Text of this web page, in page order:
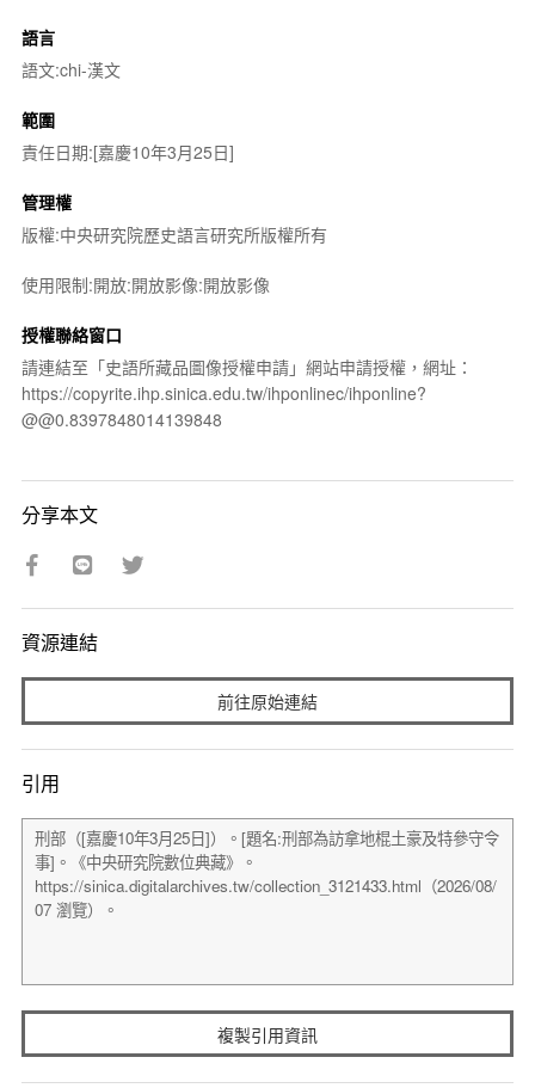
語言
語文:chi-漢文
範圍
責任日期:[嘉慶10年3月25日]
管理權
版權:中央研究院歷史語言研究所版權所有
使用限制:開放:開放影像:開放影像
授權聯絡窗口
請連結至「史語所藏品圖像授權申請」網站申請授權，網址：
https://copyrite.ihp.sinica.edu.tw/ihponlinec/ihponline?
@@0.8397848014139848
分享本文
資源連結
前往原始連結
引用
複製引用資訊